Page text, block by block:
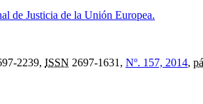
de Justicia de la Unión Europea.
2239, ISSN 2697-1631, Nº. 157, 2014,